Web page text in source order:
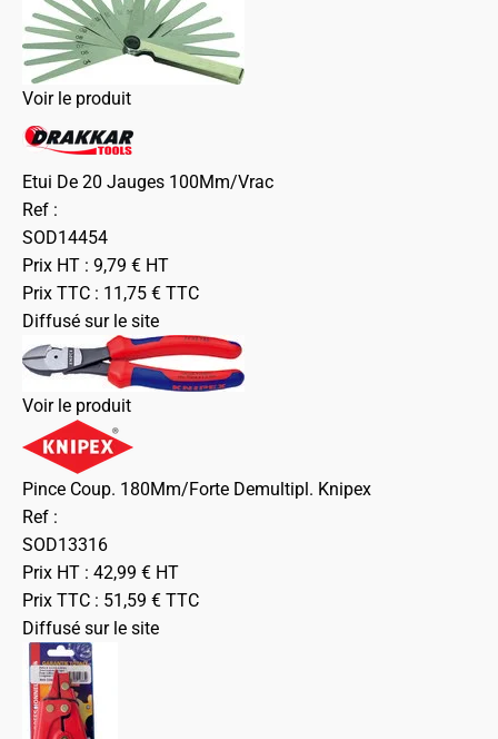
Voir le produit
Etui De 20 Jauges 100Mm/Vrac
Ref :
SOD14454
Prix HT : 9,79 € HT
Prix TTC : 11,75 € TTC
Diffusé sur le site
Voir le produit
Pince Coup. 180Mm/Forte Demultipl. Knipex
Ref :
SOD13316
Prix HT : 42,99 € HT
Prix TTC : 51,59 € TTC
Diffusé sur le site